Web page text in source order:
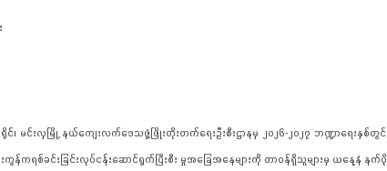
မင်းလှမြို့ နယ်ကျေးလက်ဒေသဖွံ့ဖြိုးတိုးတက်ရေးဦးစီးဌာနမှ ၂၀၂၆-၂၀၂၇ ဘဏ္ဍာရေးနှစ်တွ
ကွန်ကရစ်ခင်းခြင်းလုပ်ငန်းဆောင်ရွက်ပြီးစီး မှုအခြေအနေများကို တာဝန်ရှိသူများမှ ယနေ့နံ